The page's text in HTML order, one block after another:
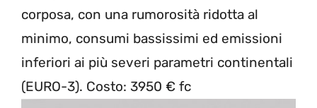
corposa, con una rumorosità ridotta al
minimo, consumi bassissimi ed emissioni
inferiori ai più severi parametri continentali
(EURO-3). Costo: 3950 € fc